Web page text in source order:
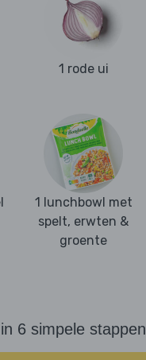
1 rode ui
1 lunchbowl met
spelt, erwten &
groente
6 simpele stappen